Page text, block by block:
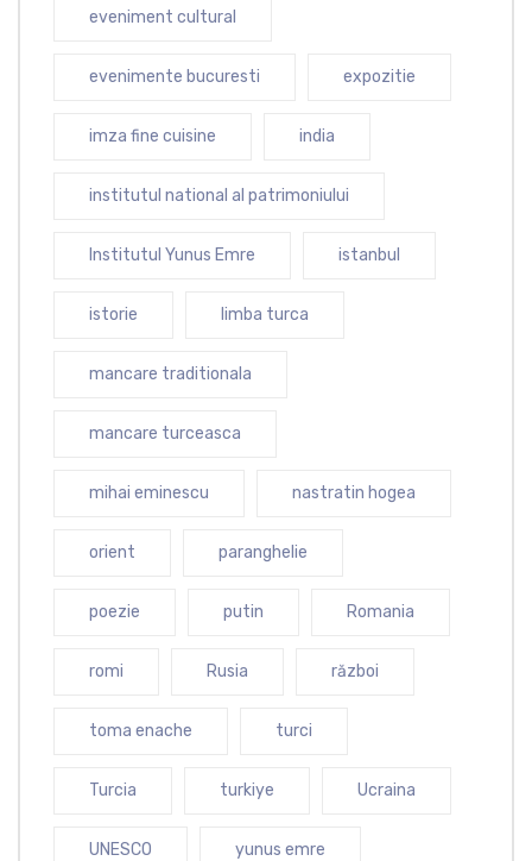
eveniment cultural
evenimente bucuresti expozitie
imza fine cuisine india
institutul national al patrimoniului
Institutul Yunus Emre istanbul
istorie limba turca
mancare traditionala
mancare turceasca
mihai eminescu nastratin hogea
orient paranghelie
poezie putin Romania
romi Rusia război
toma enache turci
Turcia turkiye Ucraina
UNESCO yunus emre